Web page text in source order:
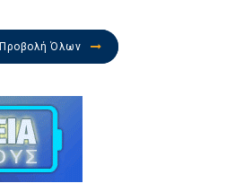
Προβολή Όλων